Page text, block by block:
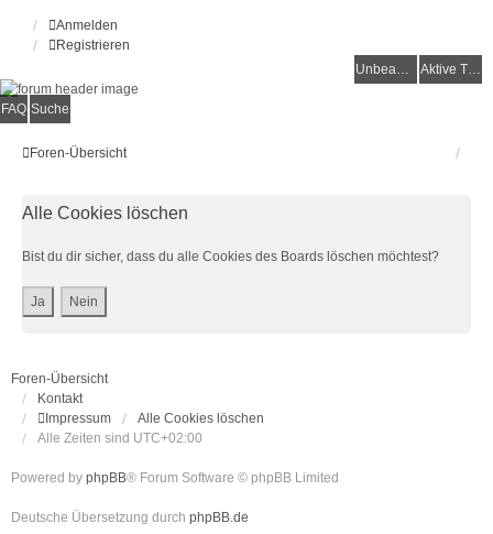
Anmelden
Registrieren
Unbeantwortete Themen
Aktive Themen
FAQ Suche
Foren-Übersicht
Alle Cookies löschen
Bist du dir sicher, dass du alle Cookies des Boards löschen möchtest?
Foren-Übersicht
Kontakt
Impressum
Alle Cookies löschen
Alle Zeiten sind UTC+02:00
Powered by phpBB® Forum Software © phpBB Limited
Deutsche Übersetzung durch phpBB.de